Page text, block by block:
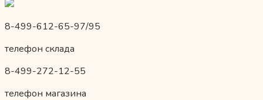
8-499-612-65-97/95
телефон склада
8-499-272-12-55
телефон магазина